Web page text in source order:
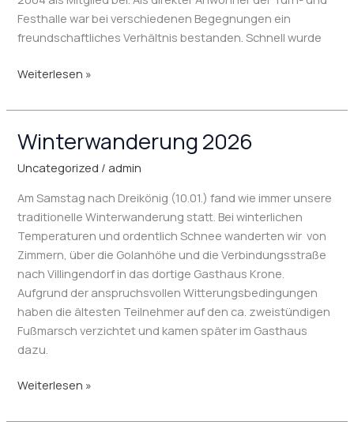
Festhalle war bei verschiedenen Begegnungen ein
freundschaftliches Verhältnis bestanden. Schnell wurde
Weiterlesen »
Winterwanderung 2026
Uncategorized / admin
Am Samstag nach Dreikönig (10.01.) fand wie immer unsere
traditionelle Winterwanderung statt. Bei winterlichen
Temperaturen und ordentlich Schnee wanderten wir von
Zimmern, über die Golanhöhe und die Verbindungsstraße
nach Villingendorf in das dortige Gasthaus Krone.
Aufgrund der anspruchsvollen Witterungsbedingungen
haben die ältesten Teilnehmer auf den ca. zweistündigen
Fußmarsch verzichtet und kamen später im Gasthaus
dazu.
Winterwanderung
Weiterlesen »